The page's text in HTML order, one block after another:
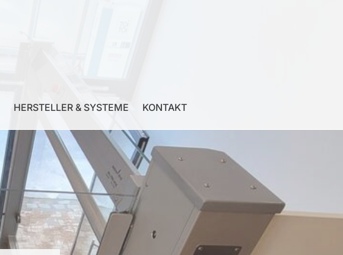
HERSTELLER & SYSTEME KONTAKT